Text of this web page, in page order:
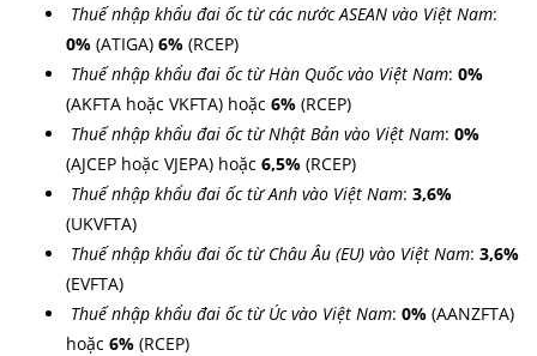
Thuế nhập khẩu đai ốctừ các nước ASEAN vào Việt Nam:
0% (ATIGA) 6% (RCEP)
Thuế nhập khẩu đai ốctừ Hàn Quốc vào Việt Nam: 0%
(AKFTA hoặc VKFTA) hoặc 6% (RCEP)
Thuế nhập khẩu đai ốctừ Nhật Bản vào Việt Nam: 0%
(AJCEP hoặc VJEPA) hoặc 6,5% (RCEP)
Thuế nhập khẩu đai ốctừ Anh vào Việt Nam: 3,6%
(UKVFTA)
Thuế nhập khẩu đai ốctừ Châu Âu (EU) vào Việt Nam: 3,6%
(EVFTA)
Thuế nhập khẩu đai ốctừ Úc vào Việt Nam: 0% (AANZFTA)
hoặc 6% (RCEP)